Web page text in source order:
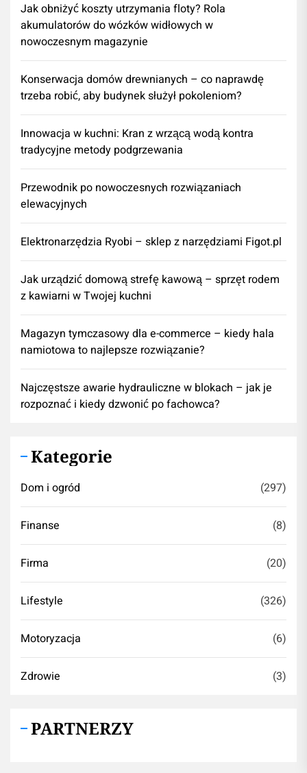
Jak obniżyć koszty utrzymania floty? Rola
akumulatorów do wózków widłowych w
nowoczesnym magazynie
Konserwacja domów drewnianych – co naprawdę
trzeba robić, aby budynek służył pokoleniom?
Innowacja w kuchni: Kran z wrzącą wodą kontra
tradycyjne metody podgrzewania
Przewodnik po nowoczesnych rozwiązaniach
elewacyjnych
Elektronarzędzia Ryobi – sklep z narzędziami Figot.pl
​Jak urządzić domową strefę kawową – sprzęt rodem
z kawiarni w Twojej kuchni
Magazyn tymczasowy dla e-commerce – kiedy hala
namiotowa to najlepsze rozwiązanie?
Najczęstsze awarie hydrauliczne w blokach – jak je
rozpoznać i kiedy dzwonić po fachowca?
Kategorie
Dom i ogród (297)
Finanse (8)
Firma (20)
Lifestyle (326)
Motoryzacja (6)
Zdrowie (3)
PARTNERZY